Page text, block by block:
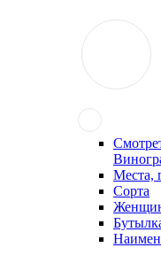
Места,
Сорта